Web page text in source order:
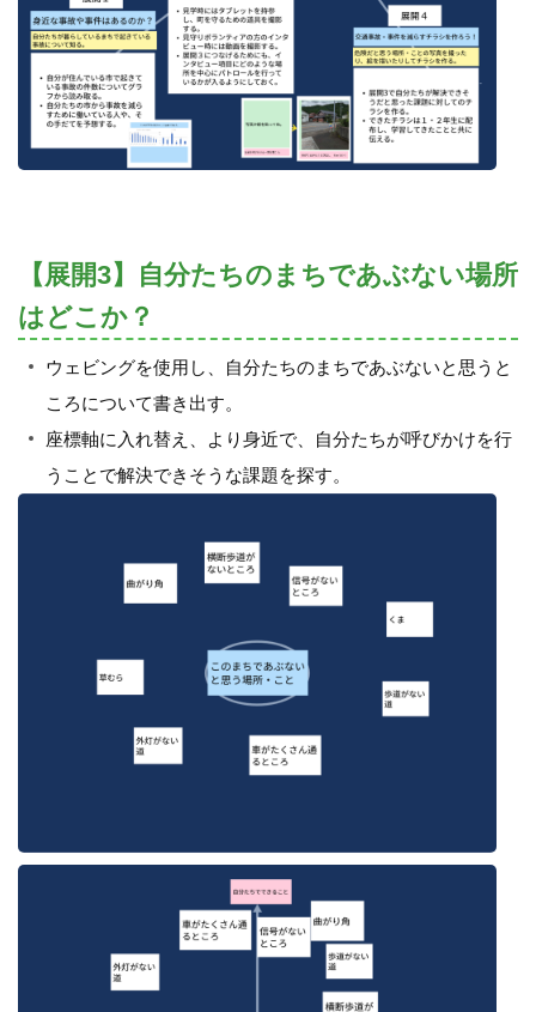
【展開3】自分たちのまちであぶない場所
はどこか？
ウェビングを使用し、自分たちのまちであぶないと思うと
ころについて書き出す。
座標軸に入れ替え、より身近で、自分たちが呼びかけを行
うことで解決できそうな課題を探す。